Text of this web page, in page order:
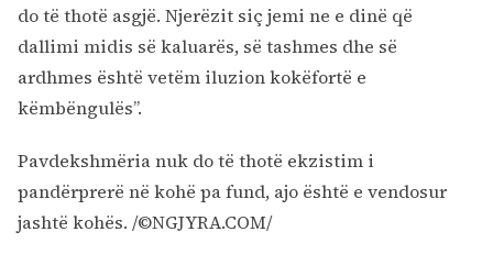
do të thotë asgjë. Njerëzit siç jemi ne e dinë që
dallimi midis së kaluarës, së tashmes dhe së
ardhmes është vetëm iluzion kokëfortë e
këmbëngulës”.
Pavdekshmëria nuk do të thotë ekzistim i
pandërprerë në kohë pa fund, ajo është e vendosur
jashtë kohës. /©NGJYRA.COM/